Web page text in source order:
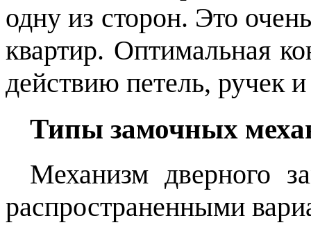
одну из сторон. Это
квартир. Оптимальная
действию петель, ручек
Типы замочных
Механизм дверного
распространенными